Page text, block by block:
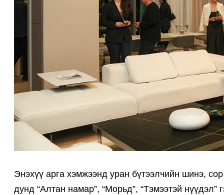
Энэхүү арга хэмжээнд уран бүтээлчийн шинэ,
дунд “Алтан намар”, “Морьд”, “Тэмээтэй